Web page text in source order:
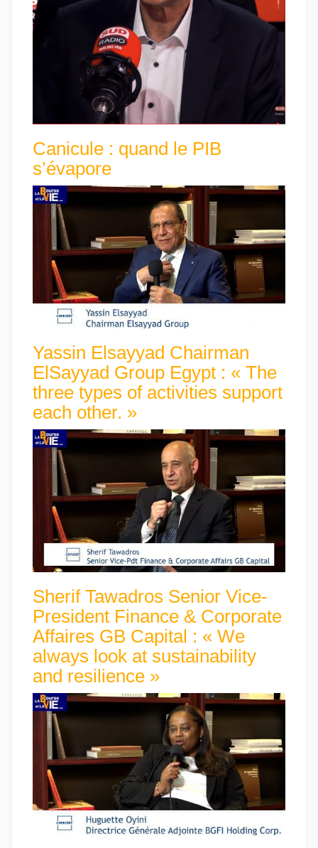
Canicule : quand le PIB
s’évapore
Yassin Elsayyad Chairman
ElSayyad Group Egypt : « The
three types of activities support
each other. »
Sherif Tawadros Senior Vice-
President Finance & Corporate
Affaires GB Capital : « We
always look at sustainability
and resilience »